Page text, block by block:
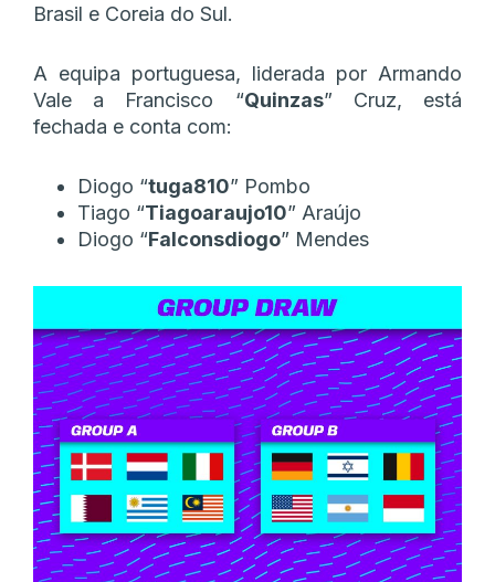
Brasil e Coreia do Sul.
A equipa portuguesa, liderada por Armando
Vale a Francisco “Quinzas” Cruz, está
fechada e conta com:
Diogo “tuga810” Pombo
Tiago “Tiagoaraujo10” Araújo
Diogo “Falconsdiogo” Mendes